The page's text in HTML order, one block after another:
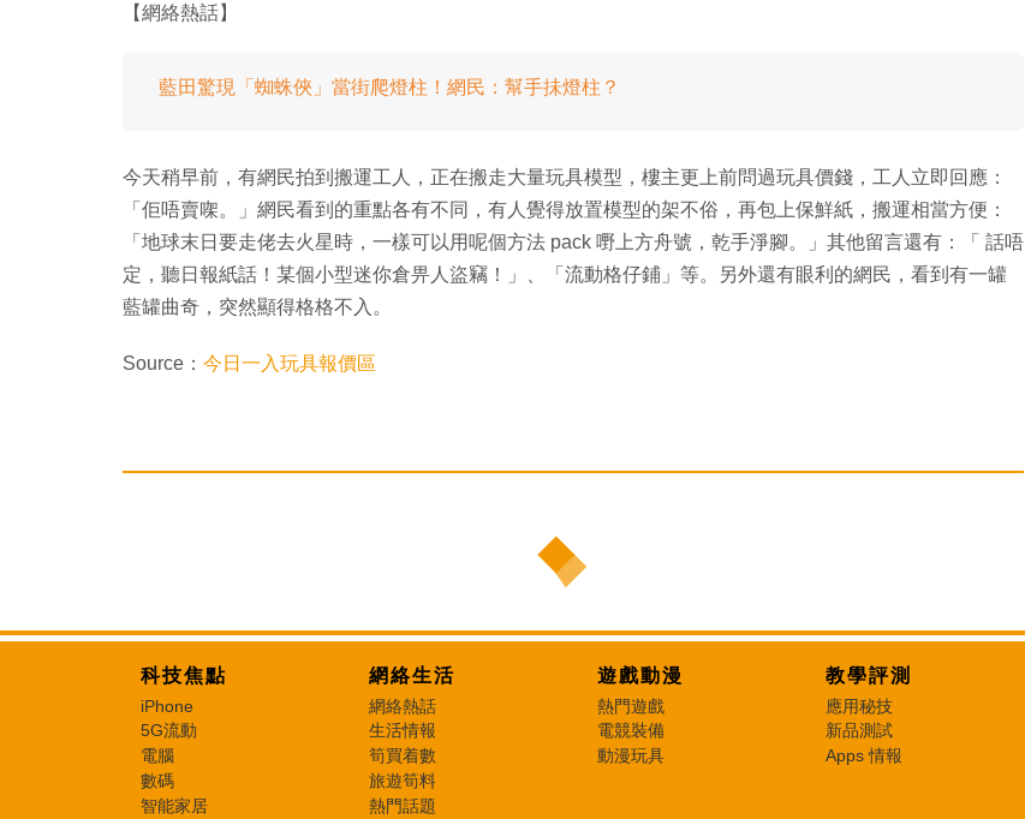
【網絡熱話】
藍田驚現「蜘蛛俠」當街爬燈柱！網民：幫手抺燈柱？
今天稍早前，有網民拍到搬運工人，正在搬走大量玩具模型，樓主更上前問過玩具價錢，工人立即回應：
「佢唔賣㗎。」網民看到的重點各有不同，有人覺得放置模型的架不俗，再包上保鮮紙，搬運相當方便：
「地球末日要走佬去火星時，一樣可以用呢個方法 pack 嘢上方舟號，乾手淨腳。」其他留言還有：「 話唔
定，聽日報紙話！某個小型迷你倉畀人盜竊！」、「流動格仔鋪」等。另外還有眼利的網民，看到有一罐
藍罐曲奇，突然顯得格格不入。
Source： 今日一入玩具報價區
科技焦點
iPhone
5G流動
電腦
數碼
智能家居
網絡生活
網絡熱話
生活情報
筍買着數
旅遊筍料
熱門話題
遊戲動漫
熱門遊戲
電競裝備
動漫玩具
教學評測
應用秘技
新品測試
Apps 情報